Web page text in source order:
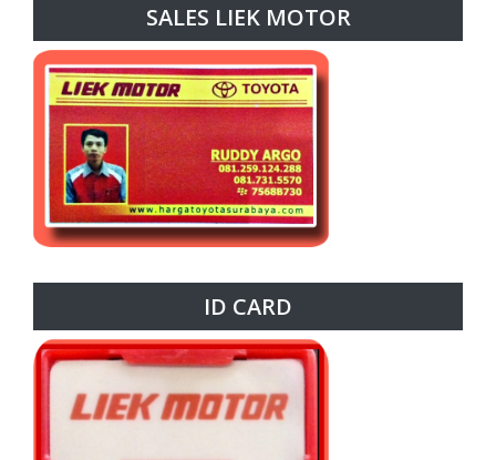
SALES LIEK MOTOR
ID CARD